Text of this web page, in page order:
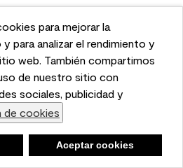
to enhance user experience
and traffic on our website.
about your use of our site
and analytics
Accept Cookies
para mejorar la
para analizar el rendimiento y
web. También compartimos
de nuestro sitio con
sociales, publicidad y
de cookies
Aceptar cookies
paint color
north facing